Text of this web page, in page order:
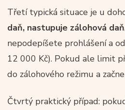
Třetí typická situace je u
daň, nastupuje zálohová daň
nepodepíšete prohlášení a
12 000 Kč). Pokud ale limit
do zálohového režimu a
Čtvrtý praktický případ: